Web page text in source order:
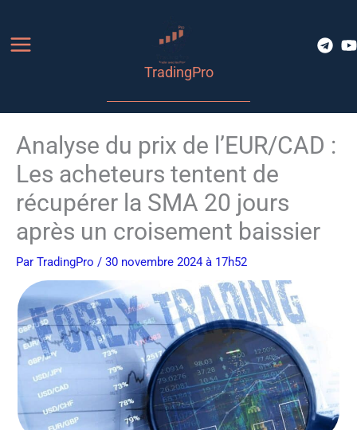
contenu
TradingPro
Analyse du prix de l’EUR/CAD :
Les acheteurs tentent de
récupérer la SMA 20 jours
après un croisement baissier
Par TradingPro / 30 novembre 2024 à 17h52